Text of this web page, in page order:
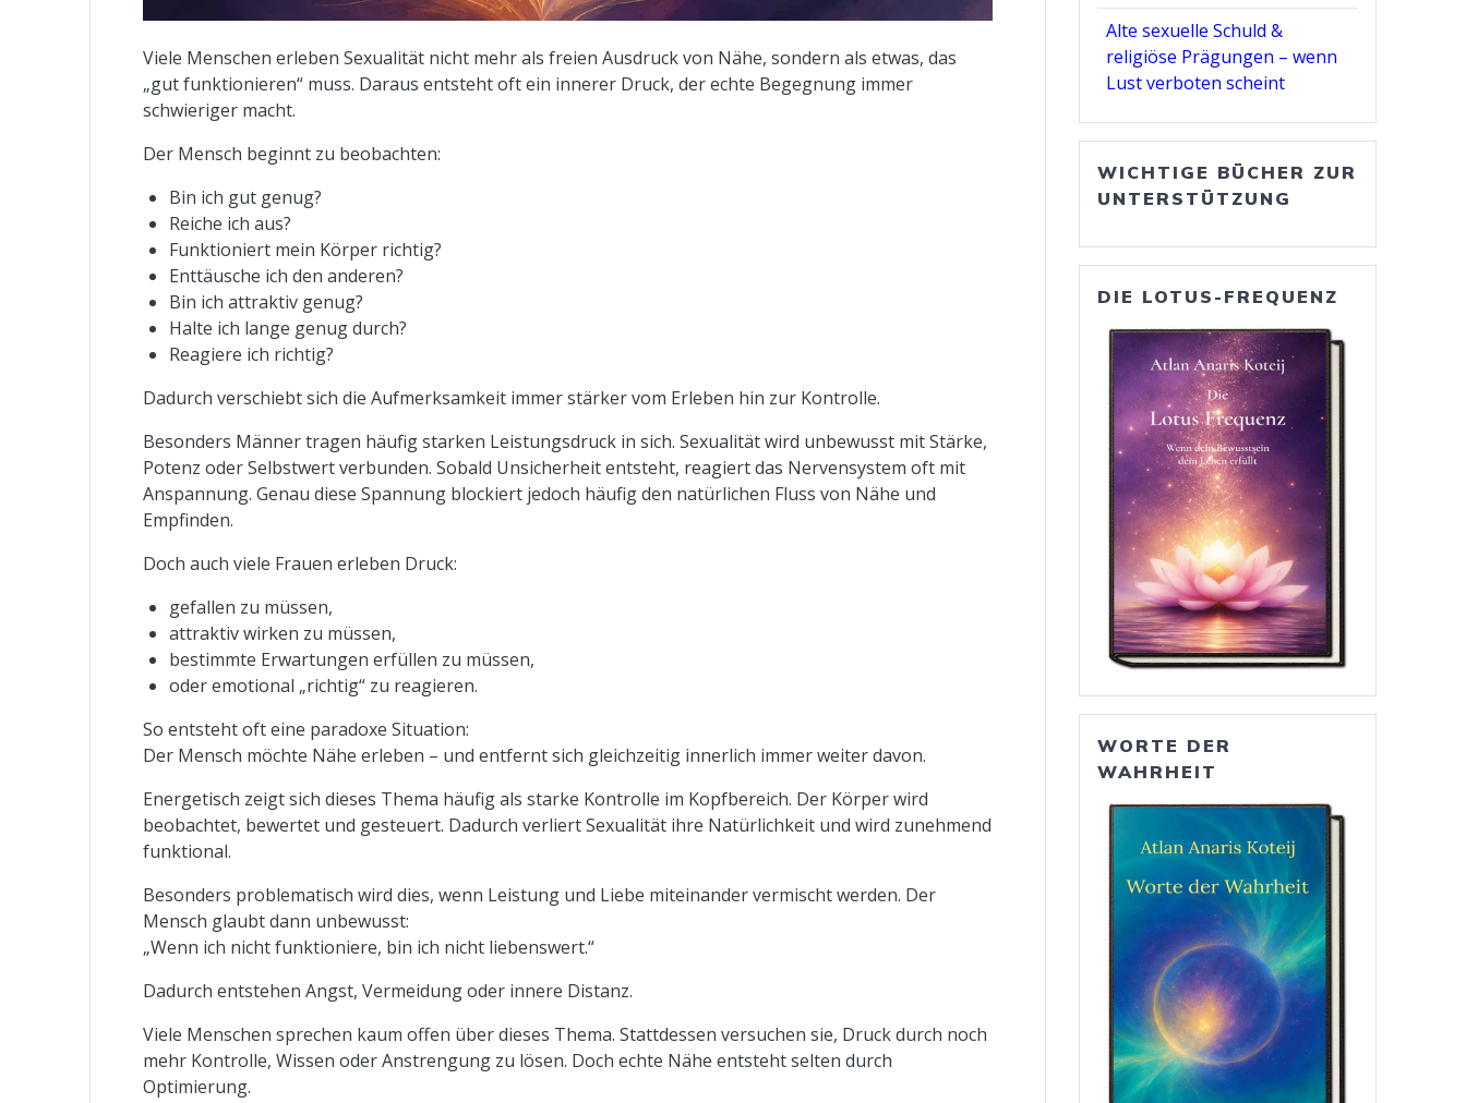
Viele Menschen erleben Sexualität nicht mehr als freien Ausdruck von Nähe, sondern als etwas, das
„gut funktionieren“ muss. Daraus entsteht oft ein innerer Druck, der echte Begegnung immer
schwieriger macht.
Der Mensch beginnt zu beobachten:
Bin ich gut genug?
Reiche ich aus?
Funktioniert mein Körper richtig?
Enttäusche ich den anderen?
Bin ich attraktiv genug?
Halte ich lange genug durch?
Reagiere ich richtig?
Dadurch verschiebt sich die Aufmerksamkeit immer stärker vom Erleben hin zur Kontrolle.
Besonders Männer tragen häufig starken Leistungsdruck in sich. Sexualität wird unbewusst mit Stärke,
Potenz oder Selbstwert verbunden. Sobald Unsicherheit entsteht, reagiert das Nervensystem oft mit
Anspannung. Genau diese Spannung blockiert jedoch häufig den natürlichen Fluss von Nähe und
Empfinden.
Doch auch viele Frauen erleben Druck:
gefallen zu müssen,
attraktiv wirken zu müssen,
bestimmte Erwartungen erfüllen zu müssen,
oder emotional „richtig“ zu reagieren.
So entsteht oft eine paradoxe Situation:
Der Mensch möchte Nähe erleben – und entfernt sich gleichzeitig innerlich immer weiter davon.
Energetisch zeigt sich dieses Thema häufig als starke Kontrolle im Kopfbereich. Der Körper wird
beobachtet, bewertet und gesteuert. Dadurch verliert Sexualität ihre Natürlichkeit und wird zunehmend
funktional.
Besonders problematisch wird dies, wenn Leistung und Liebe miteinander vermischt werden. Der
Mensch glaubt dann unbewusst:
„Wenn ich nicht funktioniere, bin ich nicht liebenswert.“
Dadurch entstehen Angst, Vermeidung oder innere Distanz.
Viele Menschen sprechen kaum offen über dieses Thema. Stattdessen versuchen sie, Druck durch noch
mehr Kontrolle, Wissen oder Anstrengung zu lösen. Doch echte Nähe entsteht selten durch
Optimierung.
Alte sexuelle Schuld &
religiöse Prägungen – wenn
Lust verboten scheint
WICHTIGE BÜCHER ZUR
UNTERSTÜTZUNG
DIE LOTUS-FREQUENZ
WORTE DER
WAHRHEIT